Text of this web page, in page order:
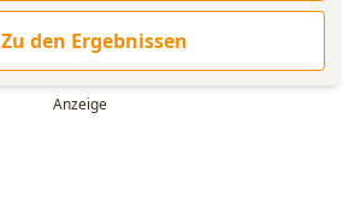
WORTLISTE
Zu den Ergebnissen